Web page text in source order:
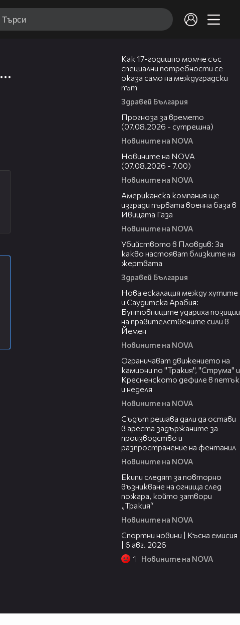
Как 17-годишно момче със
специални потребности се
оказа само на междуградски
път
Здравей България
Прогноза за времето
(07.08.2026 - сутрешна)
Новините на NOVA
Новините на NOVA
(07.08.2026 - 7.00)
Новините на NOVA
Американска компания ще
изгради първата военна база в
Ивицата Газа
Новините на NOVA
Убийството в Пловдив: За
какво настояват близките на
жертвата
Здравей България
Нова ескалация между хутите
и Саудитска Арабия:
Бунтовниците удариха позиции
на правителствените сили в
Йемен
Новините на NOVA
Ограничават движението на
камиони по "Тракия", "Струма" и
Кресненското дефиле в петък
и неделя
Новините на NOVA
Съдът решава дали да остави
в ареста задържаните за
производство и
разпространение на фентанил
Новините на NOVA
Екипи следят за повторно
възникване на огнища след
пожара, който затвори
„Тракия“
Новините на NOVA
Спортни новини | Късна емисия
| 6 авг. 2026
1 Новините на NOVA